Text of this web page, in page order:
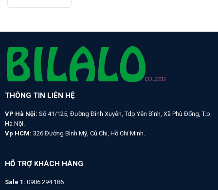
THÔNG TIN LIÊN HỆ
VP Hà Nội: Số 41/125, Đường Đình Xuyên, Tdp Yên Bình, Xã Phù Đổng, T.p
Hà Nội.
Vp HCM: 326 Đường Bình Mỹ, Củ Chi, Hồ Chí Minh.
HỖ TRỢ KHÁCH HÀNG
Sale 1: 0906 294 186